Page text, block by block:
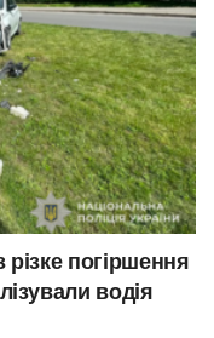
погіршення
водія